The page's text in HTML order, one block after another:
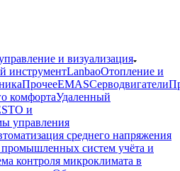
и визуализация
инструментLanbaoОтопление и
ПрочееEMASCерводвигатели
комфортаУдаленный
и
управления
среднего напряжения
систем учёта и
контроля микроклимата в